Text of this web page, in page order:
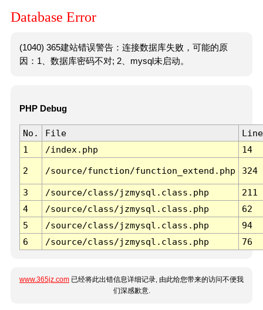
Database Error
(1040) 365建站错误警告：连接数据库失败，可能的原
因：1、数据库密码不对; 2、mysql未启动。
PHP Debug
No. File
Line
1
/index.php 14
2 /source/function/function_extend.php 324
3 /source/class/jzmysql.class.php
211
4
/source/class/jzmysql.class.php
62
5
/source/class/jzmysql.class.php
94
6
/source/class/jzmysql.class.php 76
www.365jz.com 已经将此出错信息详细记录, 由此给您带来的访问不便我
们深感歉意.